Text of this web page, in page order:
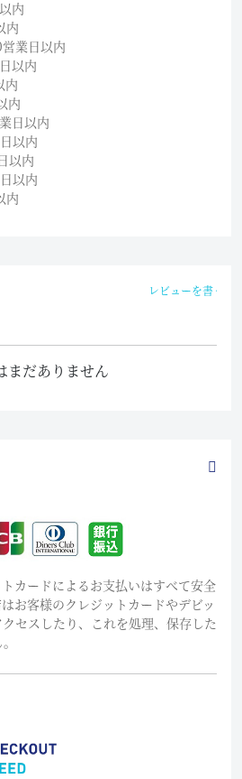
内
内
業日以内
以内
内
内
日以内
以内
以内
以内
内
レビューを書く
まだありません
カードによるお支払いはすべて安全
お客様のクレジットカードやデビッ
セスしたり、これを処理、保存した